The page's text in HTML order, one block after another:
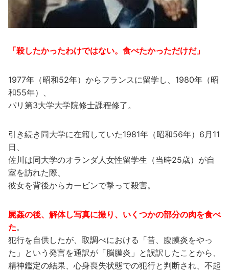
「殺したかったわけではない。食べたかっただけだ」
1977年（昭和52年）からフランスに留学し、1980年（昭
和55年）、
パリ第3大学大学院修士課程修了。
引き続き同大学に在籍していた1981年（昭和56年）6月11
日、
佐川は同大学のオランダ人女性留学生（当時25歳）が自
室を訪れた際、
彼女を背後からカービンで撃って殺害。
屍姦の後、解体し写真に撮り、いくつかの部分の肉を食べ
た。
犯行を自供したが、取調べにおける「昔、腹膜炎をやっ
た」という発言を通訳が「脳膜炎」と誤訳したことから、
精神鑑定の結果、心身喪失状態での犯行と判断され、不起